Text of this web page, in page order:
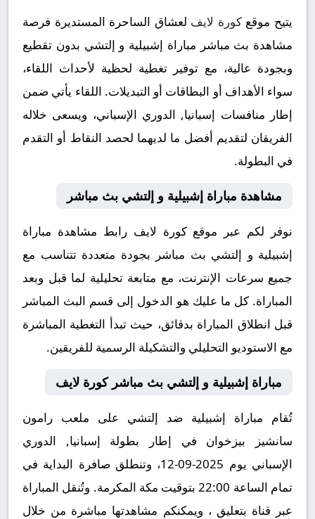
يتيح موقعكورة لايف لعشاق الساحرة المستديرة فرصة
مشاهدة بث مباشر مباراة إشبيلية و إلتشي بدون تقطيع
وبجودة عالية، مع توفير تغطية لحظية لأحداث اللقاء،
سواء الأهداف أو البطاقات أو التبديلات. اللقاء يأتي ضمن
إطار منافسات إسبانيا, الدوري الإسباني، ويسعى خلاله
الفريقان لتقديم أفضل ما لديهما لحصد النقاط أو التقدم
في البطولة.
مشاهدة مباراة إشبيلية و إلتشي بث مباشر
نوفر لكم عبر موقع كورة لايف رابط مشاهدة مباراة
إشبيلية و إلتشي بث مباشر بجودة متعددة تتناسب مع
جميع سرعات الإنترنت، مع متابعة تحليلية لما قبل وبعد
المباراة. كل ما عليك هو الدخول إلى قسم البث المباشر
قبل انطلاق المباراة بدقائق، حيث تبدأ التغطية المباشرة
مع الاستوديو التحليلي والتشكيلة الرسمية للفريقين.
مباراة إشبيلية و إلتشي بث مباشر كورة لايف
تُقام مباراة إشبيلية ضد إلتشي على ملعب رامون
سانشيز بيزخوان في إطار بطولة إسبانيا, الدوري
الإسباني يوم 2025-09-12، وتنطلق صافرة البداية في
تمام الساعة 22:00 بتوقيت مكة المكرمة. وتُنقل المباراة
عبر قناة بتعليق ، ويمكنكم مشاهدتها مباشرة من خلال